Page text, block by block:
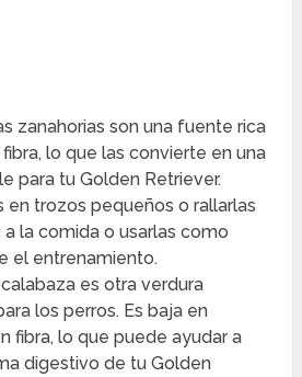
zanahorias son una fuente rica
lo que las convierte en una
para tu Golden Retriever.
en trozos pequeños o rallarlas
a la comida o usarlas como
el entrenamiento.
es otra verdura
los perros. Es baja en
fibra, lo que puede ayudar a
digestivo de tu Golden